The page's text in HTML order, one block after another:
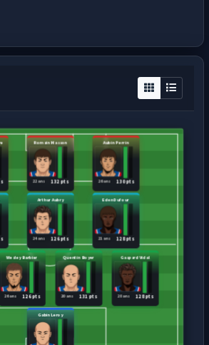
Gabin Leroy
Wesley Barbier
126 pts
26 ans
Quentin Boyer
131 pts
20 ans
Gaspard Vidal
128 pts
28 ans
Arthur Aubry
126 pts
24 ans
Eden Dufour
128 pts
21 ans
Romain Masson
132 pts
22 ans
Aubin Perrin
130 pts
26 ans